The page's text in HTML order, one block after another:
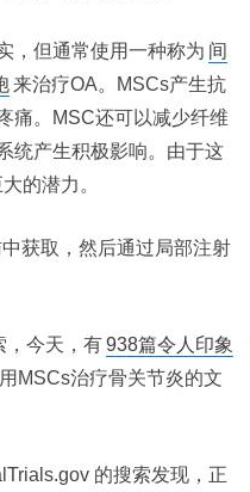
，但通常使用一种称为 间
来治疗OA。MSCs产生抗
痛。MSC还可以减少纤维
统产生积极影响。由于这
的潜力。
获取，然后通过局部注射
，今天，有938篇令人印象
MSCs治疗骨关节炎的文
的搜索发现，正